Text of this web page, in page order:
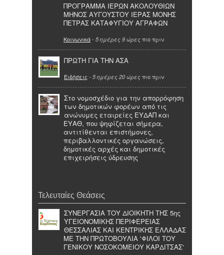
ΠΡΟΓΡΑΜΜΑ ΙΕΡΩΝ ΑΚΟΛΟΥΘΙΩΝ
ΜΗΝΟΣ ΑΥΓΟΥΣΤΟΥ ΙΕΡΑΣ ΜΟΝΗΣ
ΠΕΤΡΑΣ ΚΑΤΑΦΥΓΙΟΥ ΑΓΡΑΦΩΝ
Κοινωνικά- 5 ημέρες 9 ώρες πιο πριν
ΠΡΩΤΗ ΓΙΑ ΤΗΝ ΑΣΑ
Ειδήσεις - 5 ημέρες 20 ώρες πιο πριν
Στο νομοσχέδιο για την απορρόφηση
των δημοτικών φορέων από τις
ανώνυμες εταιρείες ΕΥΔΑΠ και
ΕΥΑΘ, που ψηφίζεται σήμερα,
αντιτίθενται επιστήμονες,
περιβαλλοντικές οργανώσεις,
δημοτικές αρχές και δημοτικές
επιχειρήσεις ύδρευσης
Τελευταίες Θεάσεις
ΣΥΝΕΡΓΑΣΙΑ ΤΟΥ ΔΙΟΙΚΗΤΗ ΤΗΣ 5ης
ΥΓΕΙΟΝΟΜΙΚΗΣ ΠΕΡΙΦΕΡΕΙΑΣ
ΘΕΣΣΑΛΙΑΣ ΚΑΙ ΚΕΝΤΡΙΚΗΣ ΕΛΛΑΔΑΣ
ΜΕ ΤΗΝ ΠΡΩΤΟΒΟΥΛΙΑ 'ΦΙΛΟΙ ΤΟΥ
ΓΕΝΙΚΟΥ ΝΟΣΟΚΟΜΕΙΟΥ ΚΑΡΔΙΤΣΑΣ'